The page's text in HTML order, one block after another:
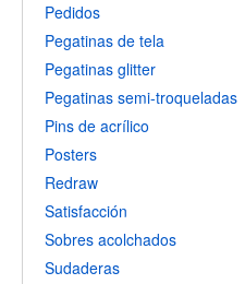
Pedidos
Pegatinas de tela
Pegatinas glitter
Pegatinas semi-troqueladas
Pins de acrílico
Posters
Redraw
Satisfacción
Sobres acolchados
Sudaderas